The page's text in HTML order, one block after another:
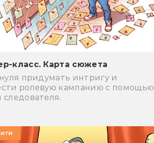
класс. Карта сюжета
придумать интригу и
ролевую кампанию с помощью
следователя.